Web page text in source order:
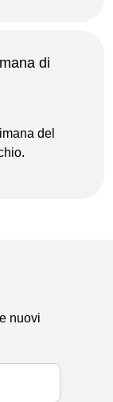
di
del
nuovi